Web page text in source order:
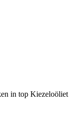
in top Kiezeloöliet